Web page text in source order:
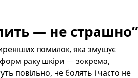
— не страшно”
помилок, яка змушує
форм раку шкіри — зокрема,
повільно, не болять і часто не